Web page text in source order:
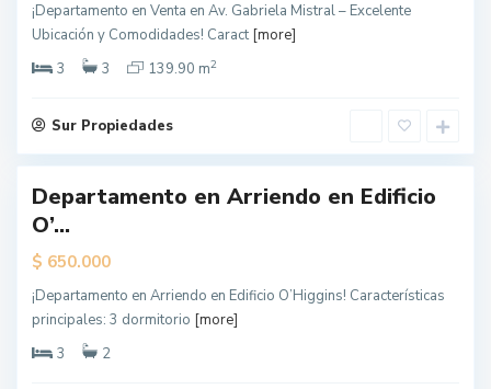
¡Departamento en Venta en Av. Gabriela Mistral – Excelente
Ubicación y Comodidades! Caract [more]
3
3 139.90 m2
Sur Propiedades
L
o
Á
n
l
e
s
Departamento en Arriendo en Edificio
O’...
$ 650.000
¡Departamento en Arriendo en Edificio O’Higgins! Características
principales: 3 dormitorio [more]
3
2
L
o
Á
n